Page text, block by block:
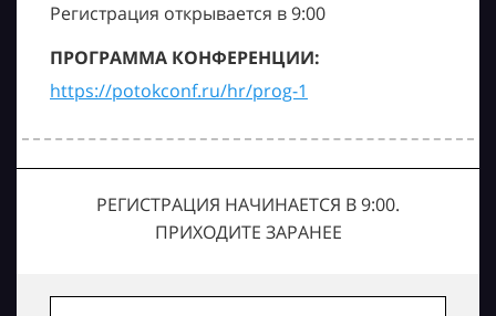
Регистрация открывается в 9:00
ПРОГРАММА КОНФЕРЕНЦИИ:
https://potokconf.ru/hr/prog-1
РЕГИСТРАЦИЯ НАЧИНАЕТСЯ В 9:00.
ПРИХОДИТЕ ЗАРАНЕЕ